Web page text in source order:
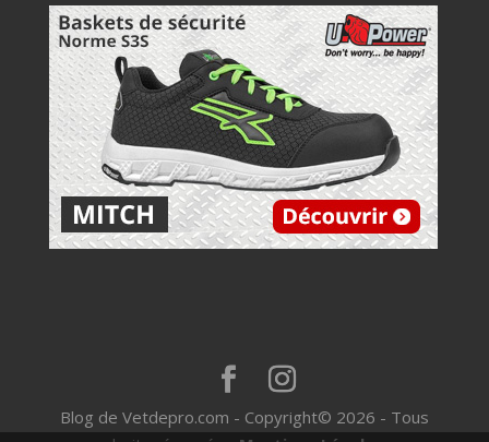
Blog de Vetdepro.com - Copyright© 2026 - Tous